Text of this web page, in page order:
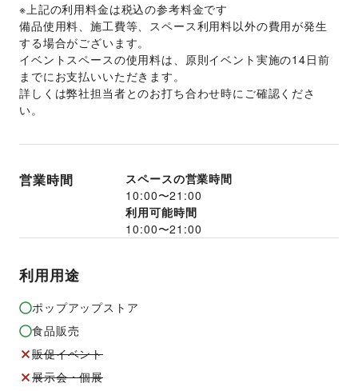
※上記の利用料金は税込の参考料金です
備品使用料、施工費等、スペース利用料以外の費用が発生
する場合がございます。
イベントスペースの使用料は、原則イベント実施の14日前
までにお支払いいただきます。
詳しくは弊社担当者とのお打ち合わせ時にご確認くださ
い。
営業時間
スペースの営業時間
10:00〜21:00
利用可能時間
10:00〜21:00
利用用途
ポップアップストア
食品販売
販促イベント
展示会・個展